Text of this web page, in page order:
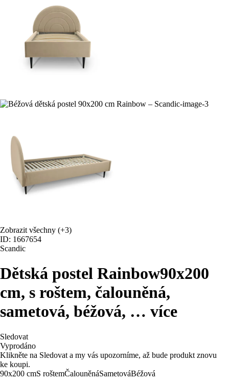
Zobrazit všechny (+3)
ID: 1667654
Scandic
Dětská postel Rainbow90x200
cm, s roštem, čalouněná,
sametová, béžová, … více
Sledovat
Vyprodáno
Klikněte na Sledovat a my vás upozorníme, až bude produkt znovu
ke koupi.
90x200 cmS roštemČalouněnáSametováBéžová